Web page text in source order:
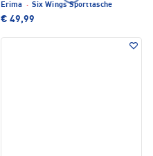
Erima · Six Wings Sporttasche
€ 49,99